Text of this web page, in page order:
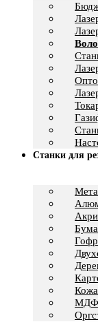
Станки для
Кожа
МДФ